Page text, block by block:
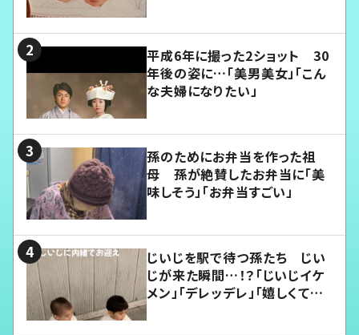
平成6年に撮った2ショット 30
年後の姿に…「美男美女」「こん
な夫婦になりたい」
孫のためにお弁当を作った祖
母 孫が絶賛したお弁当に「美
味しそう」「お弁当すごい」
じいじを駅で待つ孫たち じい
じが来た瞬間…！？「じいじイケ
メン」「デレッデレ」「嬉しくて可